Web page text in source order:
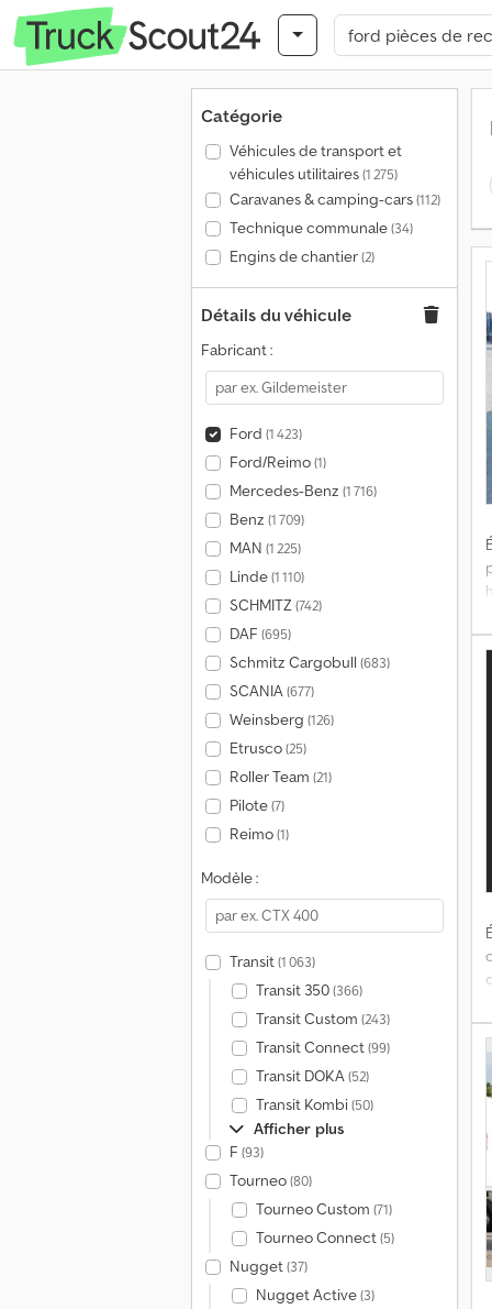
Catégorie
Véhicules de transport et
véhicules utilitaires(1 275)
Caravanes & camping-cars(112)
Technique communale(34)
Engins de chantier(2)
Détails du véhicule
Fabricant :
Ford (1 423)
Ford/Reimo(1)
Mercedes-Benz (1 716)
Benz (1 709)
MAN (1 225)
Linde(1 110)
SCHMITZ(742)
DAF (695)
Schmitz Cargobull (683)
SCANIA(677)
Weinsberg (126)
Etrusco(25)
Roller Team (21)
Pilote(7)
Reimo(1)
Modèle :
Transit(1 063)
Transit 350(366)
Transit Custom (243)
Transit Connect(99)
Transit DOKA(52)
Transit Kombi(50)
Afficher plus
F (93)
Tourneo(80)
Tourneo Custom (71)
Tourneo Connect(5)
Nugget(37)
Nugget Active(3)